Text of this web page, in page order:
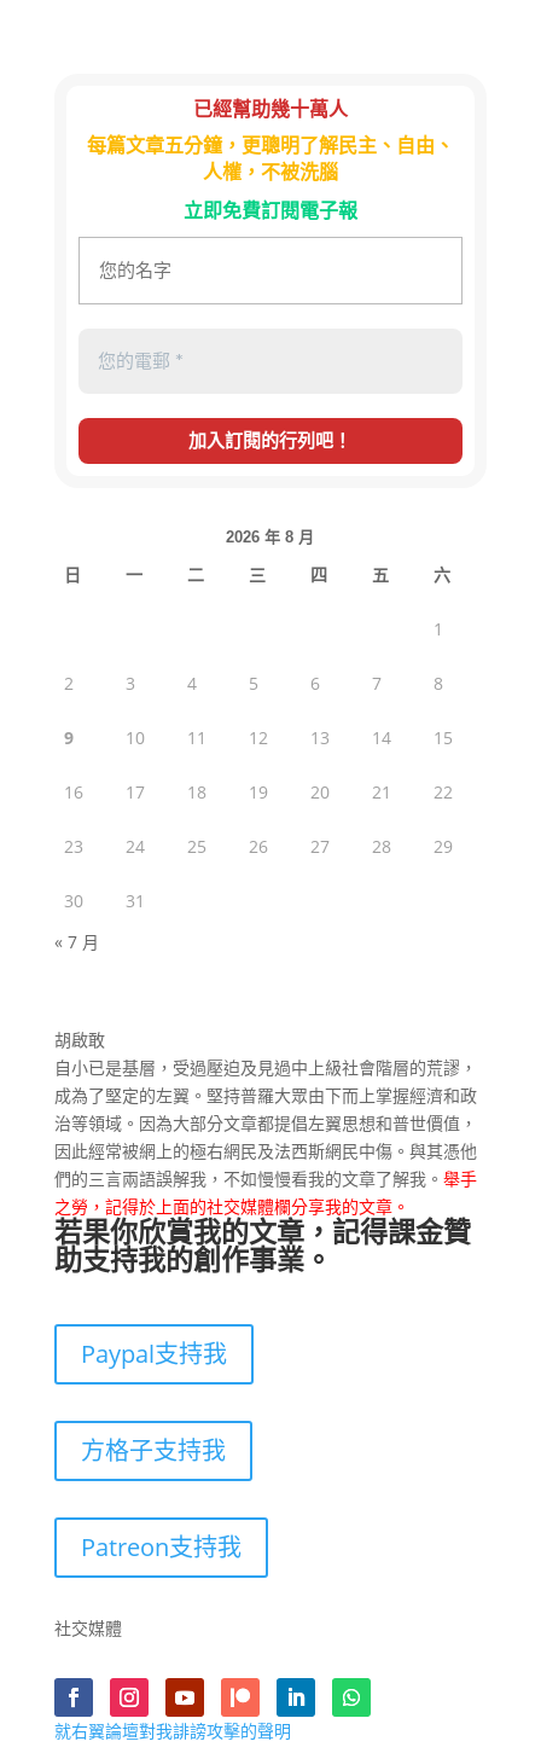
已經幫助幾十萬人
每篇文章五分鐘，更聰明了解民主、自由、
人權，不被洗腦
立即免費訂閱電子報
2026 年 8 月
日 一 二 三 四 五 六
1
2 3 4 5 6 7 8
9 10 11 12 13 14 15
16 17 18 19 20 21 22
23 24 25 26 27 28 29
30
31
« 7 月
胡啟敢
自小已是基層，受過壓迫及見過中上級社會階層的荒謬，
成為了堅定的左翼。堅持普羅大眾由下而上掌握經濟和政
治等領域。因為大部分文章都提倡左翼思想和普世價值，
因此經常被網上的極右網民及法西斯網民中傷。與其憑他
們的三言兩語誤解我，不如慢慢看我的文章了解我。 舉手
之勞，記得於上面的社交媒體欄分享我的文章。
若果你欣賞我的文章，記得課金贊
助支持我的創作事業。
Paypal支持我
方格子支持我
Patreon支持我
社交媒體
就右翼論壇對我誹謗攻擊的聲明